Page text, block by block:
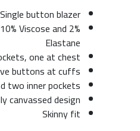
Single button blazer
Viscose and 2%
Elastane
one at chest
buttons at cuffs
two inner pockets
canvassed design
Skinny fit